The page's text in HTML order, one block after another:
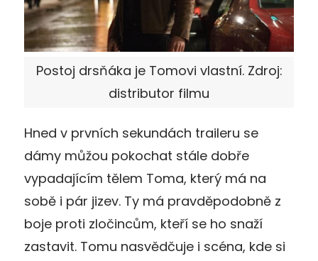
Postoj drsňáka je Tomovi vlastní. Zdroj:
distributor filmu
Hned v prvních sekundách traileru se
dámy můžou pokochat stále dobře
vypadajícím tělem Toma, který má na
sobě i pár jizev. Ty má pravděpodobně z
boje proti zločincům, kteří se ho snaží
zastavit. Tomu nasvědčuje i scéna, kde si